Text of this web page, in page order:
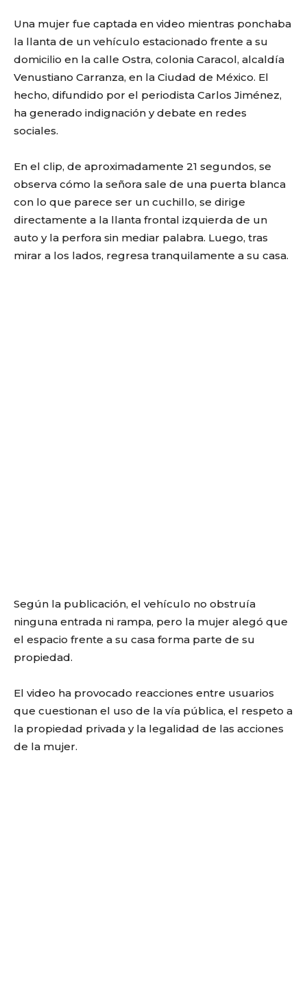
Una mujer fue captada en video mientras ponchaba
la llanta de un vehículo estacionado frente a su
domicilio en la calle Ostra, colonia Caracol, alcaldía
Venustiano Carranza, en la Ciudad de México. El
hecho, difundido por el periodista Carlos Jiménez,
ha generado indignación y debate en redes
sociales.
En el clip, de aproximadamente 21 segundos, se
observa cómo la señora sale de una puerta blanca
con lo que parece ser un cuchillo, se dirige
directamente a la llanta frontal izquierda de un
auto y la perfora sin mediar palabra. Luego, tras
mirar a los lados, regresa tranquilamente a su casa.
Según la publicación, el vehículo no obstruía
ninguna entrada ni rampa, pero la mujer alegó que
el espacio frente a su casa forma parte de su
propiedad.
El video ha provocado reacciones entre usuarios
que cuestionan el uso de la vía pública, el respeto a
la propiedad privada y la legalidad de las acciones
de la mujer.